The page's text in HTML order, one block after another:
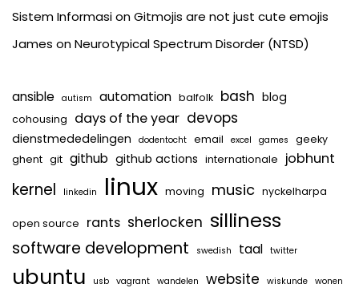
Sistem InformasionGitmojis are not just cute emojis
James onNeurotypical Spectrum Disorder (NTSD)
ansible autism automation balfolk bash blog
cohousing days of the year devops
dienstmededelingen dodentocht email excel games
geeky
ghent git github github actions internationale jobhunt
kernel linkedin linux moving music nyckelharpa
open source rants sherlocken silliness
software development swedish taal twitter
ubuntu usb vagrant wandelen website wiskunde wonen